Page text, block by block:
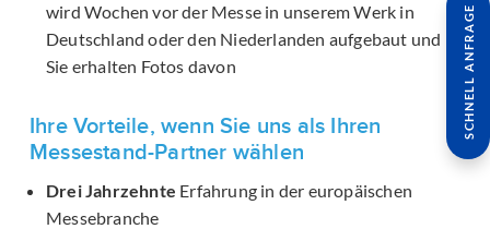
wird Wochen vor der Messe in unserem Werk in
Deutschland oder den Niederlanden aufgebaut und
Sie erhalten Fotos davon
Ihre Vorteile, wenn Sie uns als Ihren
Messestand-Partner wählen
Drei Jahrzehnte Erfahrung in der europäischen
Messebranche
SCHNELL ANFRAGE